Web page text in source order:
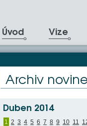
Úvod Vize
Archiv
Duben 2014
1 2 3 4 5 6 7 8 9 10 11